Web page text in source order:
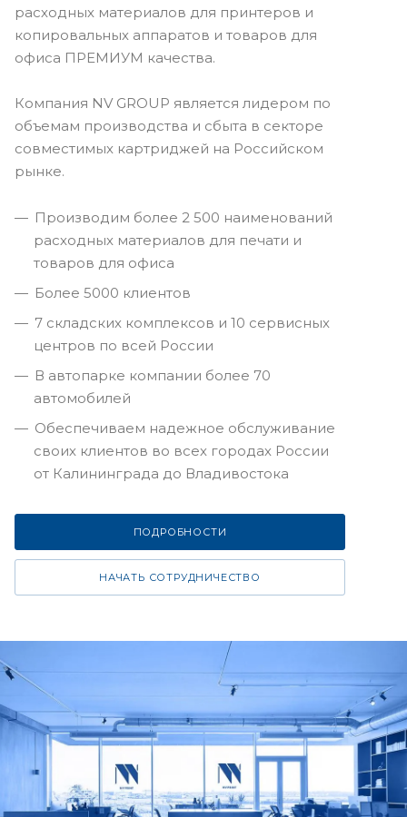
расходных материалов для принтеров и
копировальных аппаратов и товаров для
офиса ПРЕМИУМ качества.
Компания NV GROUP является лидером по
объемам производства и сбыта в секторе
совместимых картриджей на Российском
рынке.
Производим более 2 500 наименований
расходных материалов для печати и
товаров для офиса
Более 5000 клиентов
7 складских комплексов и 10 сервисных
центров по всей России
В автопарке компании более 70
автомобилей
Обеспечиваем надежное обслуживание
своих клиентов во всех городах России
от Калининграда до Владивостока
ПОДРОБНОСТИ
НАЧАТЬ СОТРУДНИЧЕСТВО